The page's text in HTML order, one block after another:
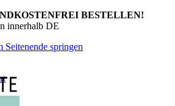
BESTELLEN!
innerhalb DE
Seitenende springen